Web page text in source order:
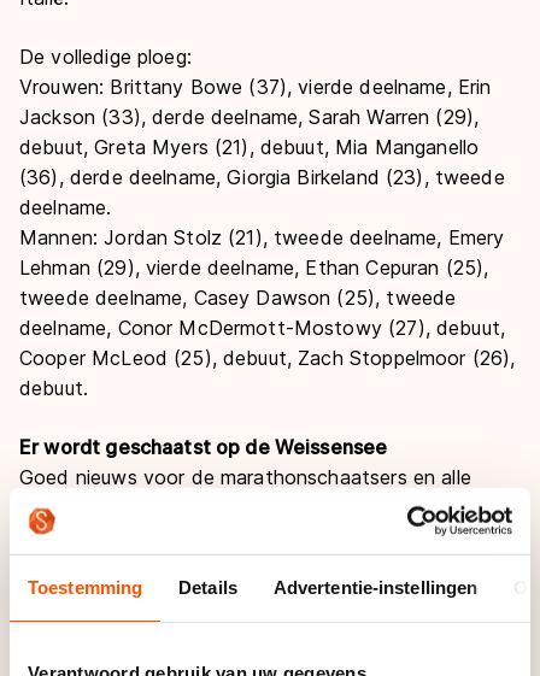
Toestemming Details Advertentie-instellingen
De volledige ploeg:
Vrouwen: Brittany Bowe (37), vierde deelname, Erin
Jackson (33), derde deelname, Sarah Warren (29),
debuut, Greta Myers (21), debuut, Mia Manganello
(36), derde deelname, Giorgia Birkeland (23), tweede
deelname.
Mannen: Jordan Stolz (21), tweede deelname, Emery
Lehman (29), vierde deelname, Ethan Cepuran (25),
tweede deelname, Casey Dawson (25), tweede
deelname, Conor McDermott-Mostowy (27), debuut,
Cooper McLeod (25), debuut, Zach Stoppelmoor (26),
debuut.
Er wordt geschaatst op de Weissensee
Goed nieuws voor de marathonschaatsers en alle
recreanten die zich voorbereiden op de Alternatieve
Elfstedentocht op de Weissensee. Het westelijke deel
vrijgegeven voor schaatsers. Door de aanhoudend
lage temperaturen is 'het kleine meer' volledig